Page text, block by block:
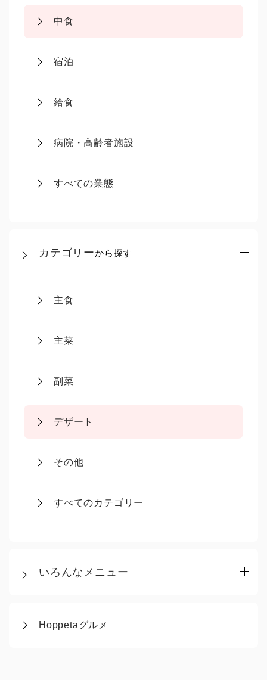
中食
宿泊
給食
病院・高齢者施設
すべての業態
カテゴリーから探す
主食
主菜
副菜
デザート
その他
すべてのカテゴリー
いろんなメニュー
Hoppetaグルメ